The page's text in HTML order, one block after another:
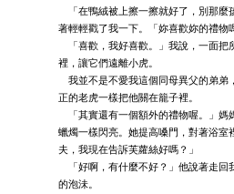
「在鴨絨被上擦一擦就好了，別那麼
著輕輕戳了我一下。「妳喜歡妳的禮物
「喜歡，我好喜歡。」我說，一面把
裡，讓它們遠離小虎。
我並不是不愛我這個同母異父的弟弟
正的老虎一樣把他關在籠子裡。
「其實還有一個額外的禮物喔。」媽
蠟燭一樣閃亮。她提高嗓門，對著浴室
夫，我現在告訴芙蘿絲好嗎？」
「好啊，有什麼不好？」他說著走回
的泡沬。